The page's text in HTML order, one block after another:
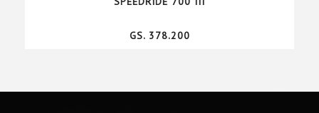
GS. 378.200